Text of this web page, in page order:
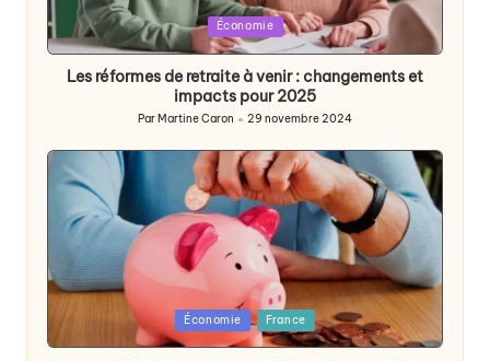
Posted
in
Économie
Les réformes de retraite à venir : changements et
impacts pour 2025
Publié
par
Par Martine Caron 29 novembre 2024
Économie France